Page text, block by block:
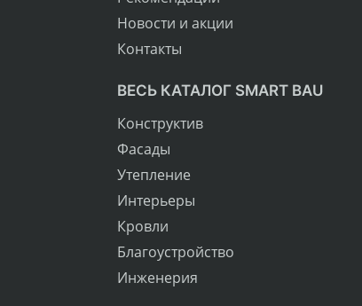
Новости и акции
Контакты
ВЕСЬ КАТАЛОГ SMART BAU
Конструктив
Фасады
Утепление
Интерьеры
Кровли
Благоустройство
Инженерия